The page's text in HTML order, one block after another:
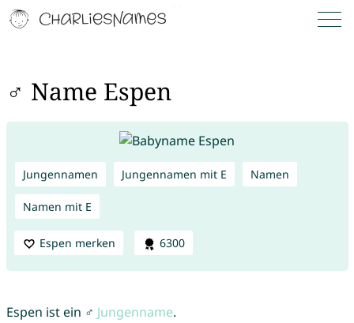
♂ Name Espen
Jungennamen Jungennamen mit E Namen
Namen mit E
Espen merken 6300
Espen ist ein ♂ Jungenname.